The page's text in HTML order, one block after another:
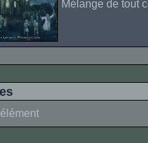
Mélange de tout